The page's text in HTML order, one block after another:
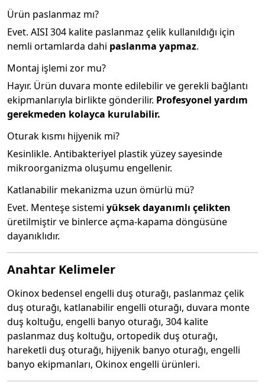
Ürün paslanmaz mı?
Evet. AISI 304 kalite paslanmaz çelik kullanıldığı için
nemli ortamlarda dahi paslanma yapmaz.
Montaj işlemi zor mu?
Hayır. Ürün duvara monte edilebilir ve gerekli bağlantı
ekipmanlarıyla birlikte gönderilir. Profesyonel yardım
gerekmeden kolayca kurulabilir.
Oturak kısmı hijyenik mi?
Kesinlikle. Antibakteriyel plastik yüzey sayesinde
mikroorganizma oluşumu engellenir.
Katlanabilir mekanizma uzun ömürlü mü?
Evet. Menteşe sistemi yüksek dayanımlı çelikten
üretilmiştir ve binlerce açma-kapama döngüsüne
dayanıklıdır.
Anahtar Kelimeler
Okinox bedensel engelli duş oturağı, paslanmaz çelik
duş oturağı, katlanabilir engelli oturağı, duvara monte
duş koltuğu, engelli banyo oturağı, 304 kalite
paslanmaz duş koltuğu, ortopedik duş oturağı,
hareketli duş oturağı, hijyenik banyo oturağı, engelli
banyo ekipmanları, Okinox engelli ürünleri.